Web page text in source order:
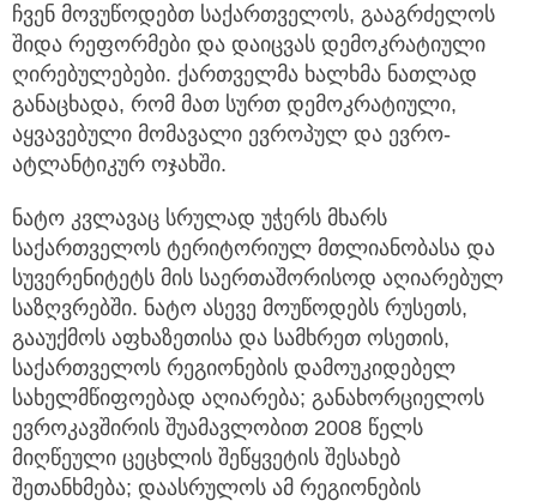
ჩვენ მოვუწოდებთ საქართველოს, გააგრძელოს
შიდა რეფორმები და დაიცვას დემოკრატიული
ღირებულებები. ქართველმა ხალხმა ნათლად
განაცხადა, რომ მათ სურთ დემოკრატიული,
აყვავებული მომავალი ევროპულ და ევრო-
ატლანტიკურ ოჯახში.
ნატო კვლავაც სრულად უჭერს მხარს
საქართველოს ტერიტორიულ მთლიანობასა და
სუვერენიტეტს მის საერთაშორისოდ აღიარებულ
საზღვრებში. ნატო ასევე მოუწოდებს რუსეთს,
გააუქმოს აფხაზეთისა და სამხრეთ ოსეთის,
საქართველოს რეგიონების დამოუკიდებელ
სახელმწიფოებად აღიარება; განახორციელოს
ევროკავშირის შუამავლობით 2008 წელს
მიღწეული ცეცხლის შეწყვეტის შესახებ
შეთანხმება; დაასრულოს ამ რეგიონების